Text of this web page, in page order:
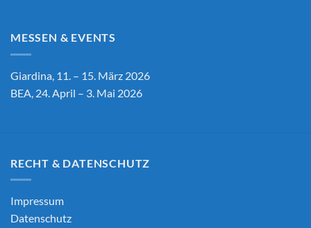
MESSEN & EVENTS
Giardina, 11. – 15. März 2026
BEA, 24. April – 3. Mai 2026
RECHT & DATENSCHUTZ
Impressum
Datenschutz